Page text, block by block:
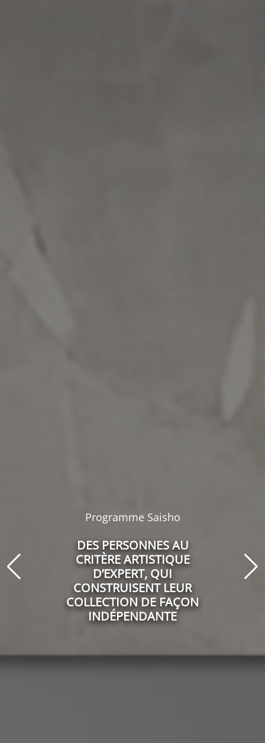
Programme Saisho
AVEC LA CERTITUDE
QUE LEURS CHOIX
SONT LES BONS